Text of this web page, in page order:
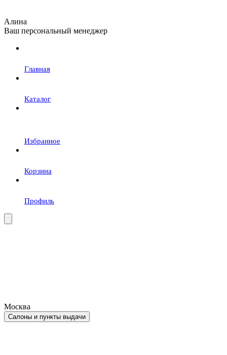
Алина
Ваш персональный менеджер
Главная
Каталог
Избранное
Корзина
Профиль
Москва
Салоны и пункты выдачи